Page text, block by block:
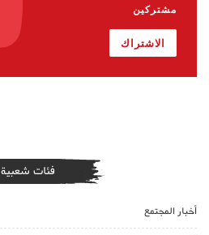
مشتركين
الاشتراك
فئات شعبية
أخبار المجتمع